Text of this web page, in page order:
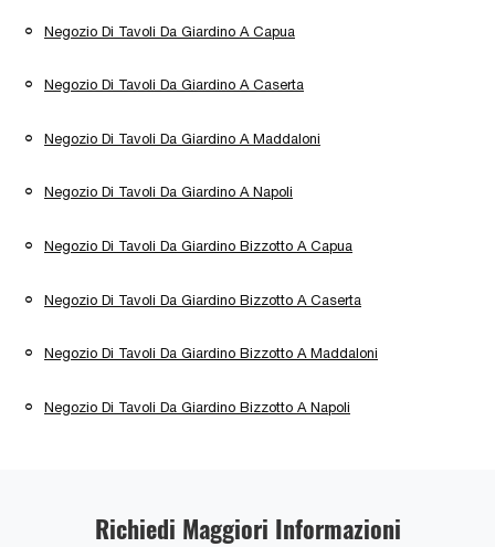
Negozio Di Tavoli Da Giardino A Capua
Negozio Di Tavoli Da Giardino A Caserta
Negozio Di Tavoli Da Giardino A Maddaloni
Negozio Di Tavoli Da Giardino A Napoli
Negozio Di Tavoli Da Giardino Bizzotto A Capua
Negozio Di Tavoli Da Giardino Bizzotto A Caserta
Negozio Di Tavoli Da Giardino Bizzotto A Maddaloni
Negozio Di Tavoli Da Giardino Bizzotto A Napoli
Richiedi Maggiori Informazioni